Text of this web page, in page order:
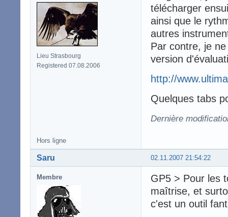
Lieu Strasbourg
Registered 07.08.2006
télécharger
ainsi que le
autres
Par contre, je
version
http://
Quelques tabs
Dernière
Hors ligne
02.11.2007 21:54:22
Saru
Membre
GP5 > Pour les
maîtrise, et
c'est un outil